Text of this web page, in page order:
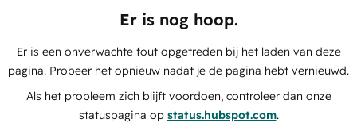
Er is nog hoop.
Er is een onverwachte fout opgetreden bij het laden van deze
pagina. Probeer het opnieuw nadat je de pagina hebt vernieuwd.
Als het probleem zich blijft voordoen, controleer dan onze
statuspagina op status.hubspot.com.